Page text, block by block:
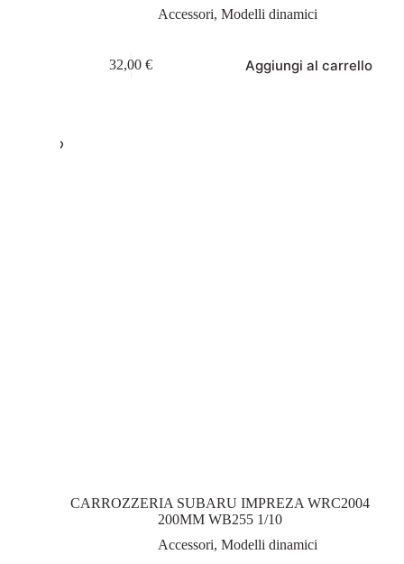
Accessori,Modelli dinamici
32,00€ Aggiungi al carrello
CARROZZERIA SUBARU IMPREZA WRC2004
200MM WB255 1/10
Accessori,Modelli dinamici